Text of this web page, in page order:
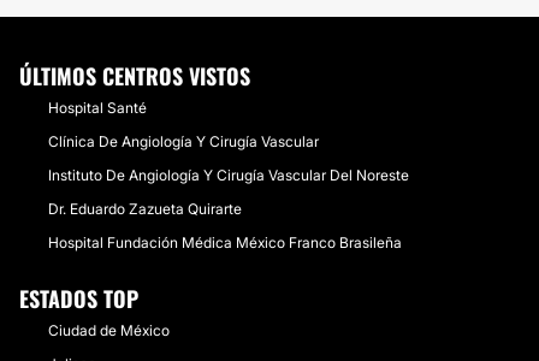
ÚLTIMOS CENTROS VISTOS
Hospital Santé
Clínica De Angiología Y Cirugía Vascular
Instituto De Angiología Y Cirugía Vascular Del Noreste
Dr. Eduardo Zazueta Quirarte
Hospital Fundación Médica México Franco Brasileña
ESTADOS TOP
Ciudad de México